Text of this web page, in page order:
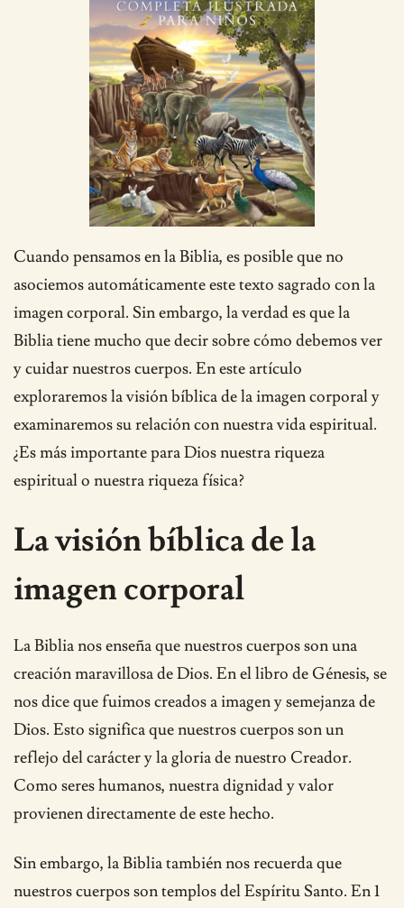
Cuando pensamos en la Biblia, es posible que no
asociemos automáticamente este texto sagrado con la
imagen corporal. Sin embargo, la verdad es que la
Biblia tiene mucho que decir sobre cómo debemos ver
y cuidar nuestros cuerpos. En este artículo
exploraremos la visión bíblica de la imagen corporal y
examinaremos su relación con nuestra vida espiritual.
¿Es más importante para Dios nuestra riqueza
espiritual o nuestra riqueza física?
La visión bíblica de la
imagen corporal
La Biblia nos enseña que nuestros cuerpos son una
creación maravillosa de Dios. En el libro de Génesis, se
nos dice que fuimos creados a imagen y semejanza de
Dios. Esto significa que nuestros cuerpos son un
reflejo del carácter y la gloria de nuestro Creador.
Como seres humanos, nuestra dignidad y valor
provienen directamente de este hecho.
Sin embargo, la Biblia también nos recuerda que
nuestros cuerpos son templos del Espíritu Santo. En 1